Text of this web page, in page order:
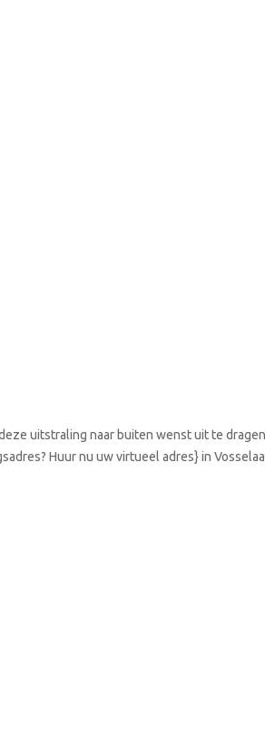
uitstraling naar buiten wenst uit te
Huur nu uw virtueel adres} in